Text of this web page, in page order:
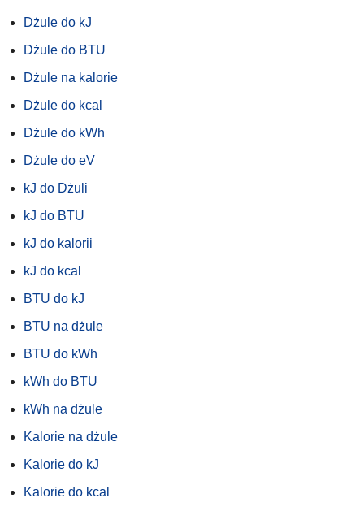
Dżule do kJ
Dżule do BTU
Dżule na kalorie
Dżule do kcal
Dżule do kWh
Dżule do eV
kJ do Dżuli
kJ do BTU
kJ do kalorii
kJ do kcal
BTU do kJ
BTU na dżule
BTU do kWh
kWh do BTU
kWh na dżule
Kalorie na dżule
Kalorie do kJ
Kalorie do kcal